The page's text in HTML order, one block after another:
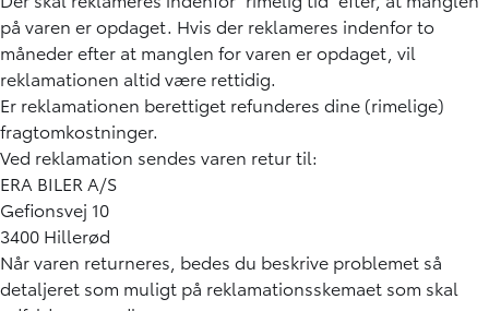
på varen er opdaget. Hvis der reklameres indenfor to
måneder efter at manglen for varen er opdaget, vil
reklamationen altid være rettidig.
Er reklamationen berettiget refunderes dine (rimelige)
fragtomkostninger.
Ved reklamation sendes varen retur til:
ERA BILER A/S
Gefionsvej 10
3400 Hillerød
Når varen returneres, bedes du beskrive problemet så
detaljeret som muligt på reklamationsskemaet som skal